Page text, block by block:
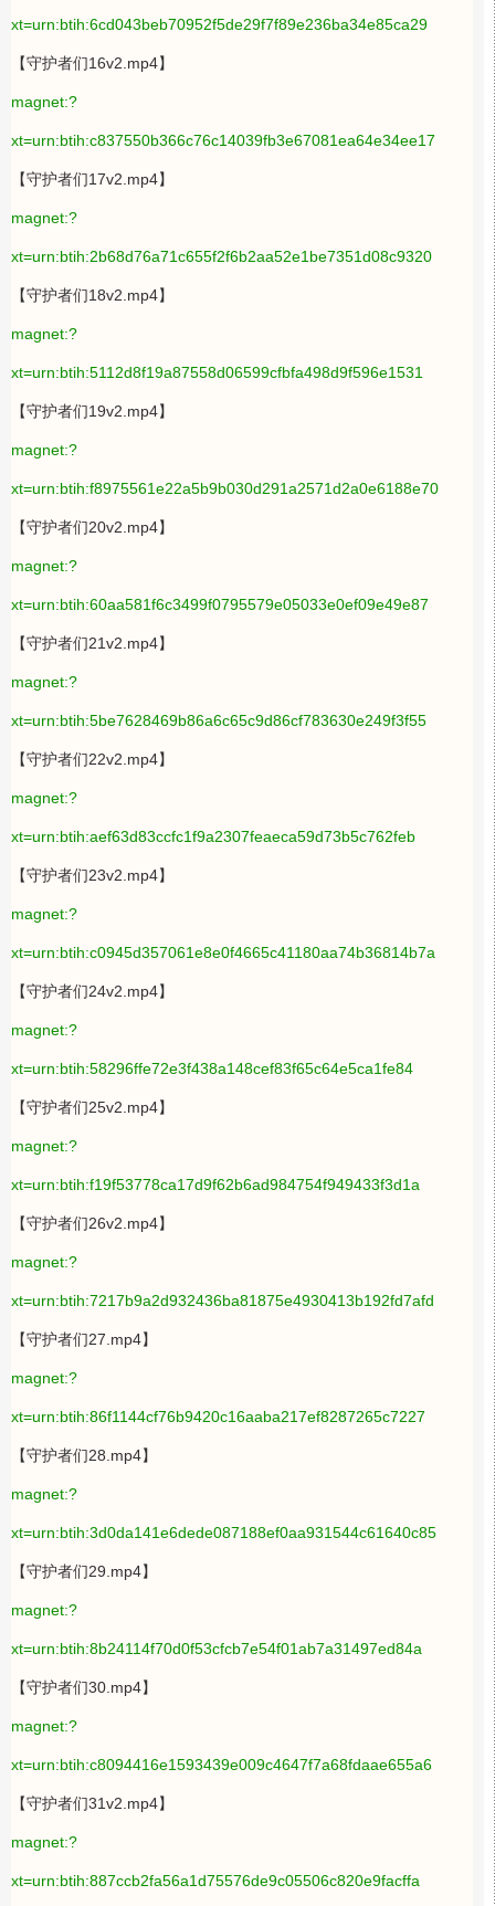
xt=urn:btih:6cd043beb70952f5de29f7f89e236ba34e85ca29
【守护者们16v2.mp4】
magnet:?
xt=urn:btih:c837550b366c76c14039fb3e67081ea64e34ee17
【守护者们17v2.mp4】
magnet:?
xt=urn:btih:2b68d76a71c655f2f6b2aa52e1be7351d08c9320
【守护者们18v2.mp4】
magnet:?
xt=urn:btih:5112d8f19a87558d06599cfbfa498d9f596e1531
【守护者们19v2.mp4】
magnet:?
xt=urn:btih:f8975561e22a5b9b030d291a2571d2a0e6188e70
【守护者们20v2.mp4】
magnet:?
xt=urn:btih:60aa581f6c3499f0795579e05033e0ef09e49e87
【守护者们21v2.mp4】
magnet:?
xt=urn:btih:5be7628469b86a6c65c9d86cf783630e249f3f55
【守护者们22v2.mp4】
magnet:?
xt=urn:btih:aef63d83ccfc1f9a2307feaeca59d73b5c762feb
【守护者们23v2.mp4】
magnet:?
xt=urn:btih:c0945d357061e8e0f4665c41180aa74b36814b7a
【守护者们24v2.mp4】
magnet:?
xt=urn:btih:58296ffe72e3f438a148cef83f65c64e5ca1fe84
【守护者们25v2.mp4】
magnet:?
xt=urn:btih:f19f53778ca17d9f62b6ad984754f949433f3d1a
【守护者们26v2.mp4】
magnet:?
xt=urn:btih:7217b9a2d932436ba81875e4930413b192fd7afd
【守护者们27.mp4】
magnet:?
xt=urn:btih:86f1144cf76b9420c16aaba217ef8287265c7227
【守护者们28.mp4】
magnet:?
xt=urn:btih:3d0da141e6dede087188ef0aa931544c61640c85
【守护者们29.mp4】
magnet:?
xt=urn:btih:8b24114f70d0f53cfcb7e54f01ab7a31497ed84a
【守护者们30.mp4】
magnet:?
xt=urn:btih:c8094416e1593439e009c4647f7a68fdaae655a6
【守护者们31v2.mp4】
magnet:?
xt=urn:btih:887ccb2fa56a1d75576de9c05506c820e9facffa